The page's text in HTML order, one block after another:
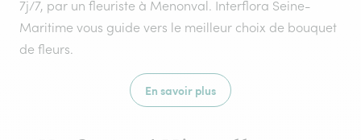
7j/7, par un fleuriste à Menonval. Interflora Seine-
Maritime vous guide vers le meilleur choix de bouquet
de fleurs.
En savoir plus